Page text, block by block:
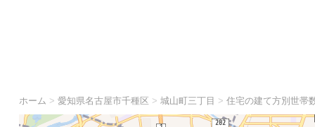
ホーム > 愛知県名古屋市千種区 > 城山町三丁目 > 住宅の建て方別世帯